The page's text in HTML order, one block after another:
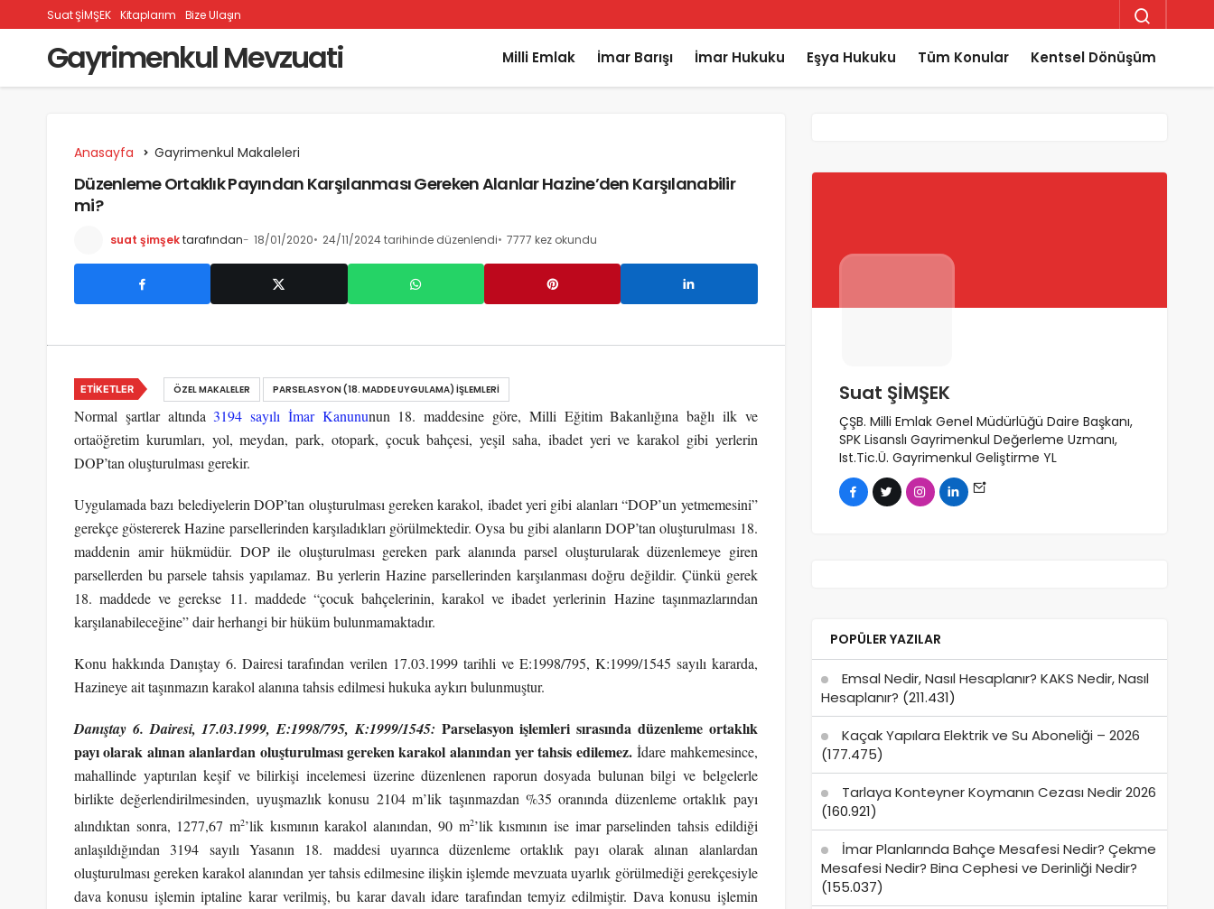
Suat ŞİMŞEK Kitaplarım Bize Ulaşın
Gayrimenkul Mevzuati Milli Emlak İmar Barışı İmar Hukuku Eşya Hukuku Tüm Konular Kentsel Dönüşüm
Anasayfa Gayrimenkul Makaleleri
Düzenleme Ortaklık Payından Karşılanması Gereken Alanlar Hazine’den Karşılanabilir
mi?
suat şimşektarafından 18/01/2020 24/11/2024 tarihinde düzenlendi 7777 kez okundu
Normal şartlar altında 3194 sayılı İmar Kanununun 18. maddesine göre, Milli Eğitim Bakanlığına bağlı ilk ve
ortaöğretim kurumları, yol, meydan, park, otopark, çocuk bahçesi, yeşil saha, ibadet yeri ve karakol gibi yerlerin
DOP’tan oluşturulması gerekir.
Uygulamada bazı belediyelerin DOP’tan oluşturulması gereken karakol, ibadet yeri gibi alanları “DOP’un yetmemesini”
gerekçe göstererek Hazine parsellerinden karşıladıkları görülmektedir. Oysa bu gibi alanların DOP’tan oluşturulması 18.
maddenin amir hükmüdür. DOP ile oluşturulması gereken park alanında parsel oluşturularak düzenlemeye giren
parsellerden bu parsele tahsis yapılamaz. Bu yerlerin Hazine parsellerinden karşılanması doğru değildir. Çünkü gerek
18. maddede ve gerekse 11. maddede “çocuk bahçelerinin, karakol ve ibadet yerlerinin Hazine taşınmazlarından
karşılanabileceğine” dair herhangi bir hüküm bulunmamaktadır.
Konu hakkında Danıştay 6. Dairesi tarafından verilen 17.03.1999 tarihli ve E:1998/795, K:1999/1545 sayılı kararda,
Hazineye ait taşınmazın karakol alanına tahsis edilmesi hukuka aykırı bulunmuştur.
Danıştay 6. Dairesi,17.03.1999, E:1998/795, K:1999/1545: Parselasyon işlemleri sırasında düzenleme ortaklık
payı olarak alınan alanlardan oluşturulması gereken karakol alanından yer tahsis edilemez. İdare mahkemesince,
mahallinde yaptırılan keşif ve bilirkişi incelemesi üzerine düzenlenen raporun dosyada bulunan bilgi ve belgelerle
birlikte değerlendirilmesinden, uyuşmazlık konusu 2104 m’lik taşınmazdan %35 oranında düzenleme ortaklık payı
alındıktan sonra, 1277,67 m2’lik kısmının karakol alanından, 90 m2’lik kısmının ise imar parselinden tahsis edildiği
anlaşıldığından 3194 sayılı Yasanın 18. maddesi uyarınca düzenleme ortaklık payı olarak alınan alanlardan
oluşturulması gereken karakol alanından yer tahsis edilmesine ilişkin işlemde mevzuata uyarlık görülmediği gerekçesiyle
dava konusu işlemin iptaline karar verilmiş, bu karar davalı idare tarafından temyiz edilmiştir. Dava konusu işlemin
ETIKETLER ÖZEL MAKALELER PARSELASYON (18. MADDE UYGULAMA) İŞLEMLERI Suat ŞİMŞEK
ÇŞB. Milli Emlak Genel Müdürlüğü Daire Başkanı,
SPK Lisanslı Gayrimenkul Değerleme Uzmanı,
Ist.Tic.Ü. Gayrimenkul Geliştirme YL
POPÜLER YAZILAR
Emsal Nedir, Nasıl Hesaplanır? KAKS Nedir, Nasıl
Hesaplanır? (211.431)
Kaçak Yapılara Elektrik ve Su Aboneliği – 2026
(177.475)
Tarlaya Konteyner Koymanın Cezası Nedir 2026
(160.921)
İmar Planlarında Bahçe Mesafesi Nedir? Çekme
Mesafesi Nedir? Bina Cephesi ve Derinliği Nedir?
(155.037)